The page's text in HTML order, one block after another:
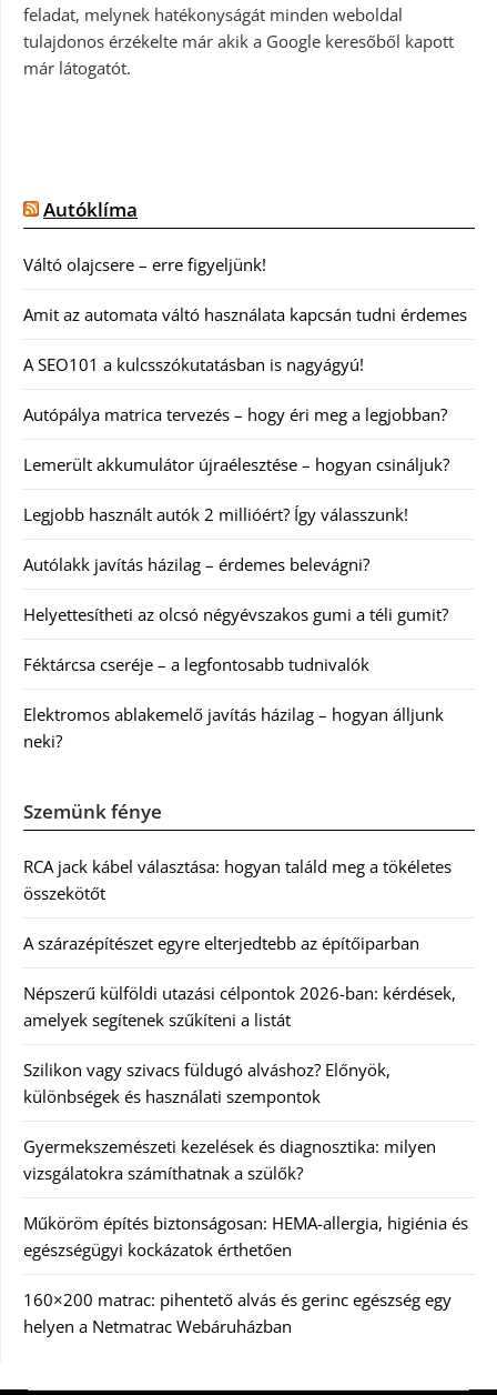
feladat, melynek hatékonyságát minden weboldal
tulajdonos érzékelte már akik a Google keresőből kapott
már látogatót.
Autóklíma
Váltó olajcsere – erre figyeljünk!
Amit az automata váltó használata kapcsán tudni érdemes
A SEO101 a kulcsszókutatásban is nagyágyú!
Autópálya matrica tervezés – hogy éri meg a legjobban?
Lemerült akkumulátor újraélesztése – hogyan csináljuk?
Legjobb használt autók 2 millióért? Így válasszunk!
Autólakk javítás házilag – érdemes belevágni?
Helyettesítheti az olcsó négyévszakos gumi a téli gumit?
Féktárcsa cseréje – a legfontosabb tudnivalók
Elektromos ablakemelő javítás házilag – hogyan álljunk
neki?
Szemünk fénye
RCA jack kábel választása: hogyan találd meg a tökéletes
összekötőt
A szárazépítészet egyre elterjedtebb az építőiparban
Népszerű külföldi utazási célpontok 2026-ban: kérdések,
amelyek segítenek szűkíteni a listát
Szilikon vagy szivacs füldugó alváshoz? Előnyök,
különbségek és használati szempontok
Gyermekszemészeti kezelések és diagnosztika: milyen
vizsgálatokra számíthatnak a szülők?
Műköröm építés biztonságosan: HEMA-allergia, higiénia és
egészségügyi kockázatok érthetően
160×200 matrac: pihentető alvás és gerinc egészség egy
helyen a Netmatrac Webáruházban